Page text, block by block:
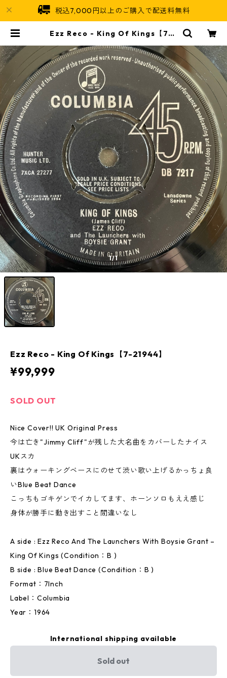
税込7,000円以上のご購入で配送料無料
Ezz Reco - King Of Kings【7-2
1/1
Ezz Reco - King Of Kings【7-21944】
¥99,999
SOLD OUT
Nice Cover!! UK Original Press
今は亡き"Jimmy Cliff"が残した大名曲をカバーしたナイス
UKスカ
裏はウォーキングベースにのせて渋い歌い上げるかっちょ良
いBlue Beat Dance
こっちもゴキゲンでイカしてます、ホーンソロもええ感じ
身体が勝手に動き出すこと間違いなし
A side : Ezz Reco And The Launchers With Boysie Grant –
King Of Kings (Condition：B )
B side : Blue Beat Dance (Condition：B )
Format：7Inch
Label：Columbia
Year：1964
International shipping available
Sold out